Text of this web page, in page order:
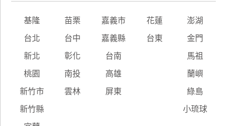
基隆 苗栗 嘉義市 花蓮 澎湖
台北 台中 嘉義縣 台東 金門
新北 彰化 台南 馬祖
桃園 南投 高雄 蘭嶼
新竹市 雲林 屏東 綠島
新竹縣 小琉球